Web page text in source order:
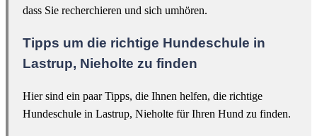
dass Sie recherchieren und sich umhören.
Tipps um die richtige Hundeschule in
Lastrup, Nieholte zu finden
Hier sind ein paar Tipps, die Ihnen helfen, die richtige
Hundeschule in Lastrup, Nieholte für Ihren Hund zu finden.